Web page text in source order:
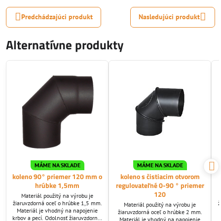
Predchádzajúci produkt Nasledujúci produkt
Alternatívne produkty
MÁME NA SKLADE
koleno 90° priemer 120 mm o
hrúbke 1,5mm
Materiál použitý na výrobu je
žiaruvzdorná oceľ o hrúbke 1,5 mm.
Materiál je vhodný na napojenie
krbov a pecí. Odolnosť žiaruvzdornej
MÁME NA SKLADE
koleno s čistiacim otvorom
regulovateľné 0-90 ° priemer
120
Materiál použitý na výrobu je
žiaruvzdorná oceľ o hrúbke 2 mm.
Materiál je vhodný na napojenie